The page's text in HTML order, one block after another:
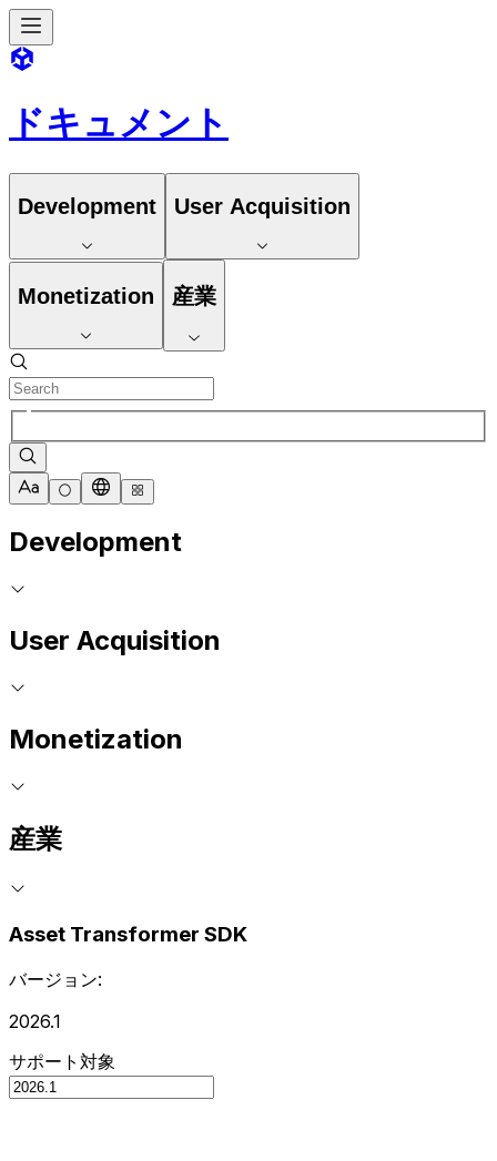
ドキュメント
Development User Acquisition
Monetization 産業
Development
User Acquisition
Monetization
産業
Asset Transformer SDK
バージョン:
2026.1
サポート対象